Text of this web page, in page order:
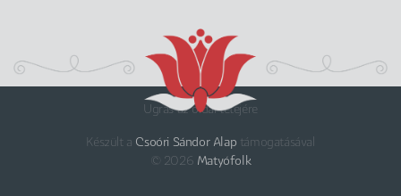
Készült a Csoóri Sándor Alap támogatásával
Ugrás az oldal tetejére
© 2026 Matyófolk